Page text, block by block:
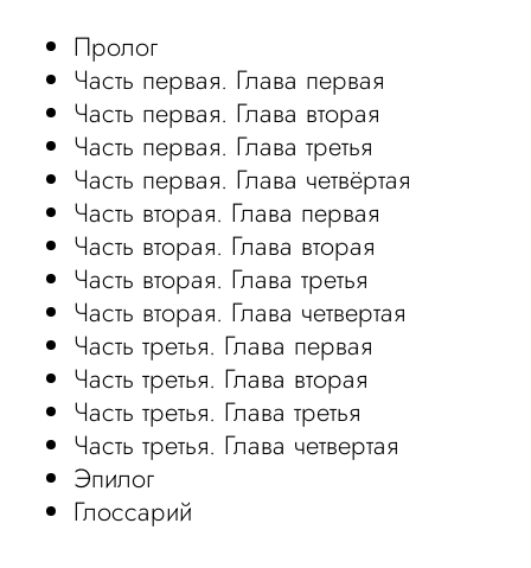
Пролог
Часть первая. Глава первая
Часть первая. Глава вторая
Часть первая. Глава третья
Часть первая. Глава четвёртая
Часть вторая. Глава первая
Часть вторая. Глава вторая
Часть вторая. Глава третья
Часть вторая. Глава четвертая
Часть третья. Глава первая
Часть третья. Глава вторая
Часть третья. Глава третья
Часть третья. Глава четвертая
Эпилог
Глоссарий